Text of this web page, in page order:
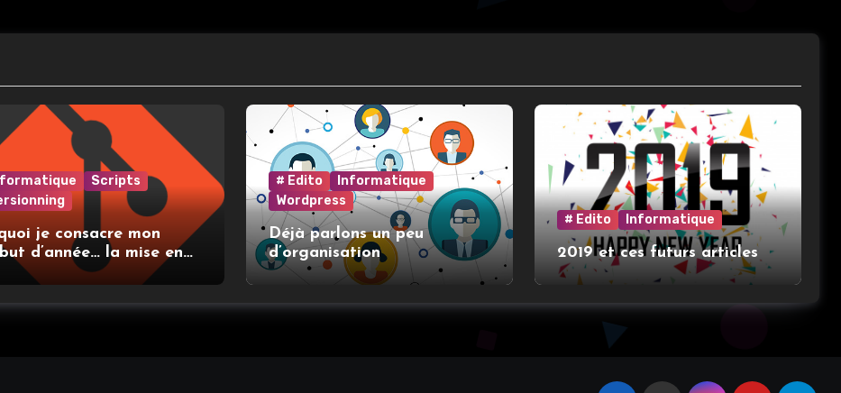
Scripts
je consacre mon
d’année… la mise en
et l’utilisation de git
# Edito
Informatique
Wordpress
Déjà parlons un peu
d’organisation
# Edito Informatique
2019 et ces futurs articles